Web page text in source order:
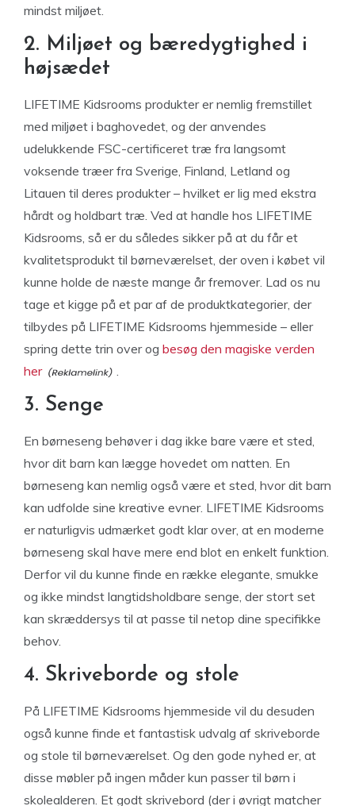
mindst miljøet.
2. Miljøet og bæredygtighed i
højsædet
LIFETIME Kidsrooms produkter er nemlig fremstillet
med miljøet i baghovedet, og der anvendes
udelukkende FSC-certificeret træ fra langsomt
voksende træer fra Sverige, Finland, Letland og
Litauen til deres produkter – hvilket er lig med ekstra
hårdt og holdbart træ. Ved at handle hos LIFETIME
Kidsrooms, så er du således sikker på at du får et
kvalitetsprodukt til børneværelset, der oven i købet vil
kunne holde de næste mange år fremover. Lad os nu
tage et kigge på et par af de produktkategorier, der
tilbydes på LIFETIME Kidsrooms hjemmeside – eller
spring dette trin over og besøg den magiske verden
her
.
3. Senge
En børneseng behøver i dag ikke bare være et sted,
hvor dit barn kan lægge hovedet om natten. En
børneseng kan nemlig også være et sted, hvor dit barn
kan udfolde sine kreative evner. LIFETIME Kidsrooms
er naturligvis udmærket godt klar over, at en moderne
børneseng skal have mere end blot en enkelt funktion.
Derfor vil du kunne finde en række elegante, smukke
og ikke mindst langtidsholdbare senge, der stort set
kan skræddersys til at passe til netop dine specifikke
behov.
4. Skriveborde og stole
På LIFETIME Kidsrooms hjemmeside vil du desuden
også kunne finde et fantastisk udvalg af skriveborde
og stole til børneværelset. Og den gode nyhed er, at
disse møbler på ingen måder kun passer til børn i
skolealderen. Et godt skrivebord (der i øvrigt matcher